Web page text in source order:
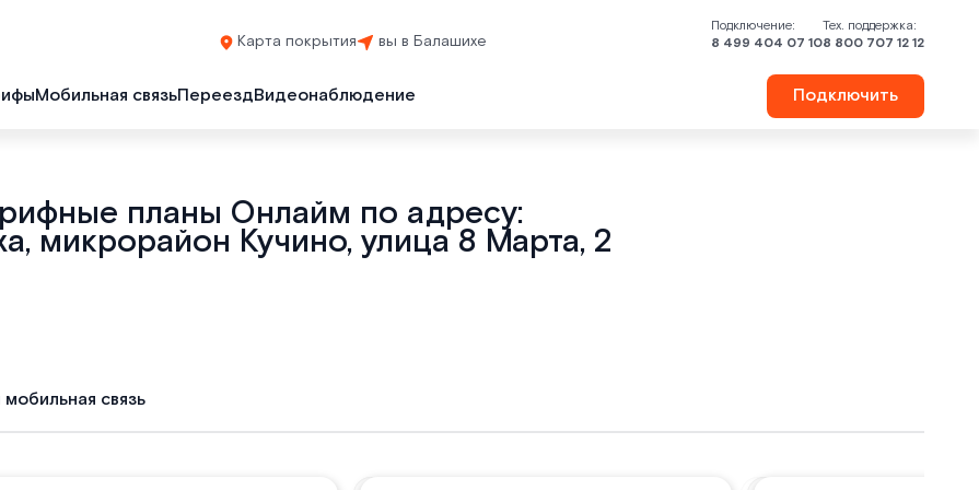
Карта покрытия вы в Балашихе
Подключение:
8 499 404 07 10
Тех. поддержка:
8 800 707 12 12
Мобильная связьПереездВидеонаблюдение Подключить
планы Онлайм по адресу:
микрорайон Кучино, улица 8 Марта, 2
связь